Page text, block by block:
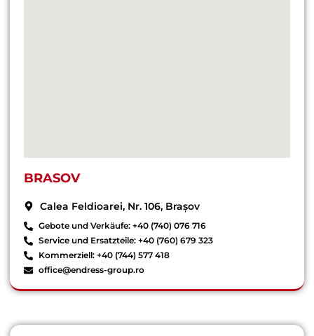
BRASOV
Calea Feldioarei, Nr. 106, Brașov
Gebote und Verkäufe: +40 (740) 076 716
Service und Ersatzteile: +40 (760) 679 323
Kommerziell: +40 (744) 577 418
office@endress-group.ro